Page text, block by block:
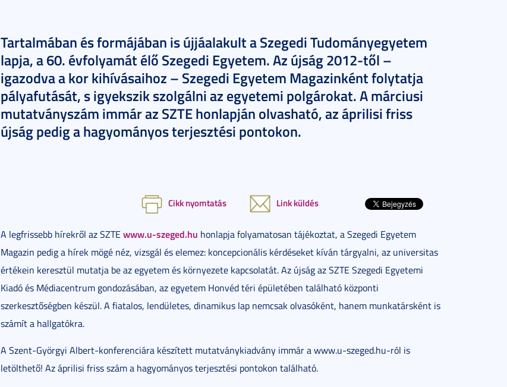
Tartalmában és formájában is újjáalakult a Szegedi Tudományegyetem
lapja, a 60. évfolyamát élő Szegedi Egyetem. Az újság 2012-től –
igazodva a kor kihívásaihoz – Szegedi Egyetem Magazinként folytatja
pályafutását, s igyekszik szolgálni az egyetemi polgárokat. A márciusi
mutatványszám immár az SZTE honlapján olvasható, az áprilisi friss
újság pedig a hagyományos terjesztési pontokon.
Cikk nyomtatás Link küldés
A legfrissebb hírekről az SZTEwww.u-szeged.hu honlapja folyamatosan tájékoztat, a Szegedi Egyetem
Magazin pedig a hírek mögé néz, vizsgál és elemez: koncepcionális kérdéseket kíván tárgyalni, az universitas
értékein keresztül mutatja be az egyetem és környezete kapcsolatát. Az újság az SZTE Szegedi Egyetemi
Kiadó és Médiacentrum gondozásában, az egyetem Honvéd téri épületében található központi
szerkesztőségben készül. A fiatalos, lendületes, dinamikus lap nemcsak olvasóként, hanem munkatársként is
számít a hallgatókra.
A Szent-Györgyi Albert-konferenciára készített mutatványkiadvány immár a www.u-szeged.hu-ról is
letölthető! Az áprilisi friss szám a hagyományos terjesztési pontokon található.